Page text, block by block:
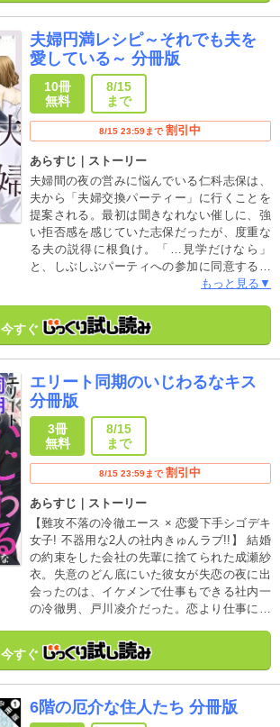
夫婦円満レシピ～それでも夫を
愛している～ 分冊版
10冊
無料
8/15
まで
8/15 23:59まで 割引中
あらすじ｜ストーリー
夫婦間の夜の営みに悩んでいる仁科志保は、
夫から「夫婦交換パーティー」に行くことを
提案される。最初は聞きなれない催しに、強
い拒否感を感じていた志保だったが、度重な
る夫の説得に根負け。「…見学だけなら」
と、しぶしぶパーティへの参加に同意する。
元外交官の窪塚氏が、妻と一緒に自宅で運営
は警戒感を隠さなかった志保であったが、し
だいに窪塚夫妻の人間的な魅力に惹かれつい
が――――それは悪夢の始まりにすぎなかっ
た…。
もっと見る▼
今すぐ
エリート同期のいじわるなキス
分冊版
3冊
無料
8/15
まで
8/15 23:59まで 割引中
あらすじ｜ストーリー
【難攻不落の冷徹エース × 恋愛下手シゴデキ
女子! 不器用な2人の社内きゅんラブ!!】 結婚
の約束をした会社の先輩に捨てられた成瀬紗
衣。失意のどん底にいた彼女が失恋の夜に出
会ったのは、イケメンで仕事もできる社内一
の冷徹男、戸川凌介だった。恋より仕事に生
を気にかけてくれる凌介。そして元カレが見
ている前で突然、紗衣に「あること」をして
今すぐ
6階の厄介な住人たち 分冊版